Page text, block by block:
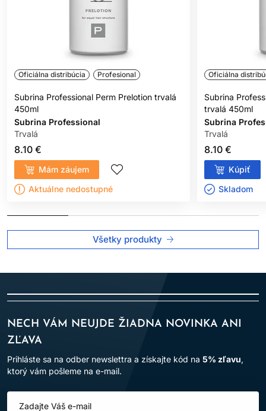
Oficiálna distribúcia Profesional
Subrina Professional Perm Prelotion trvalá
450ml
Subrina Professional
Trvalá
8.10 €
Mám záujem
Aktuálne nedostupné
Oficiálna
Subrina
trvalá 450ml
Subrina
Trvalá
8.10 €
Kúpiť
Skladom ㅤ
Všetky produkty
NECH VÁM NEUJDE ŽIADNA NOVINKA ANI
ZĽAVA
Prihláste sa na odber newslettra a získajte kód na 5% zľavu,
ktorý vám pošleme na e-mail.